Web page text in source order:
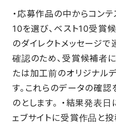
・応募作品の中からコン
10を選び、ベスト10受
のダイレクトメッセージで
確認のため、受賞候補者
たは加工前のオリジナル
す。これらのデータの確
のとします。 ・結果発表
ェブサイトに受賞作品と